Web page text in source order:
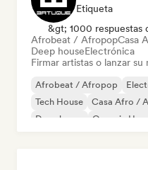
Etiqueta
&gt; 1000 respuestas
Afrobeat / AfropopCasa
Deep houseElectrónica
Firmar artistas o lanzar su
Afrobeat / Afropop
Tech House
Casa Afro /
Deep house
Organic